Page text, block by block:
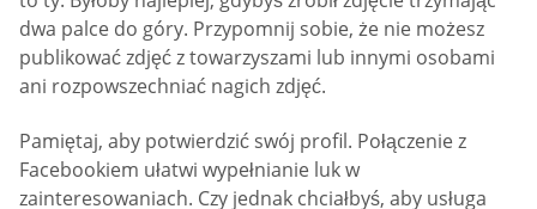
dwa palce do góry. Przypomnij sobie, że nie możesz
publikować zdjęć z towarzyszami lub innymi osobami
ani rozpowszechniać nagich zdjęć.
Pamiętaj, aby potwierdzić swój profil. Połączenie z
Facebookiem ułatwi wypełnianie luk w
zainteresowaniach. Czy jednak chciałbyś, aby usługa